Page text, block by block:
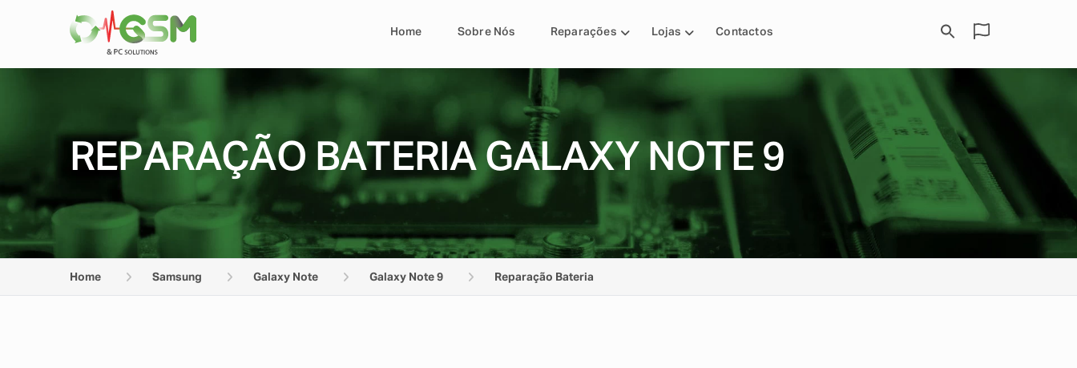
Home Sobre Nós Reparações Lojas Contactos
REPARAÇÃO BATERIA GALAXY NOTE 9
Home Samsung Galaxy Note Galaxy Note 9 Reparação Bateria